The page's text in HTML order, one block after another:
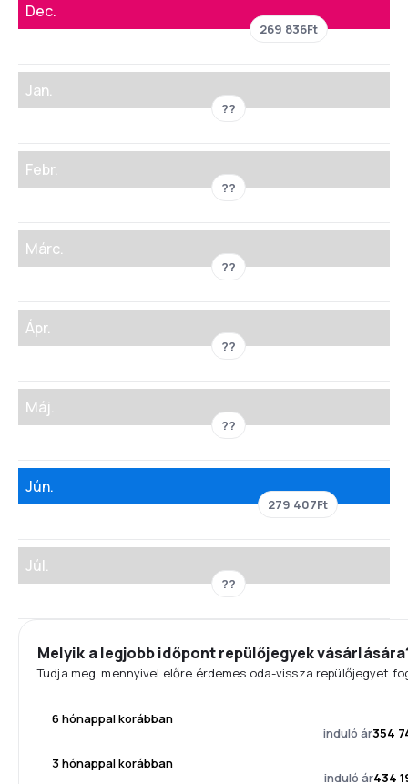
Dec.
269 836Ft
Jan.
??
Febr.
??
Márc.
??
Ápr.
??
Máj.
??
Jún.
279 407Ft
Júl.
??
Melyik a legjobb időpont repülőjegyek
Tudja meg, mennyivel előre érdemes oda-vissza repülőjegyet
6 hónappal korábban
induló ár354
3 hónappal korábban
induló ár434